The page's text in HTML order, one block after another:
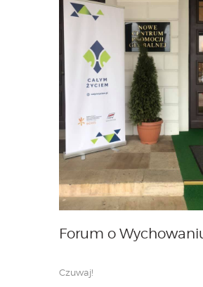
WŁADZE
STRUKTURA
DOKUMENTY
BAZA BIWAKOWA
KONTAKT
Forum o
Czuwaj!